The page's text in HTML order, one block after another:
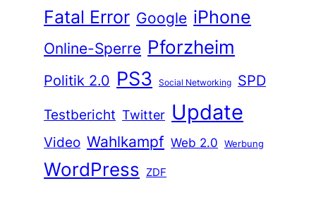
Fatal Error Google iPhone
Online-Sperre Pforzheim
Politik 2.0 PS3 Social Networking
SPD
Testbericht Twitter Update
Video Wahlkampf Web 2.0 Werbung
WordPress ZDF